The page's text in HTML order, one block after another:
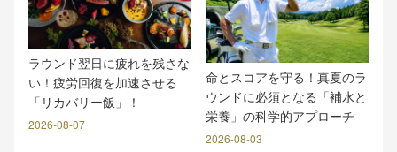
ラウンド翌日に疲れを残さな
い！疲労回復を加速させる
「リカバリー飯」！
2026-08-07
命とスコアを守る！真夏のラ
ウンドに必須となる「補水と
栄養」の科学的アプローチ
2026-08-03